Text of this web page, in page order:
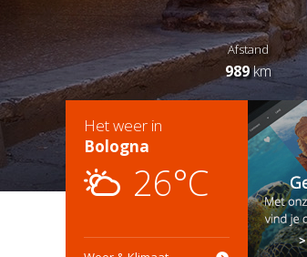
Afstand
989km
Het weer in
Bologna
26°C